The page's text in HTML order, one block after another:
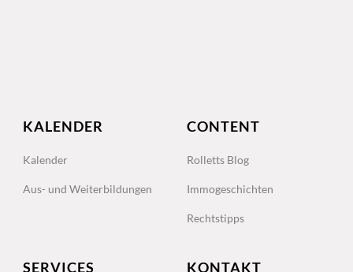
KALENDER
Kalender
Aus- und Weiterbildungen
CONTENT
Rolletts Blog
Immogeschichten
Rechtstipps
SERVICES KONTAKT